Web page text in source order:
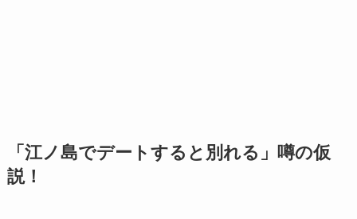
「江ノ島でデートすると別れる」噂の仮
説！